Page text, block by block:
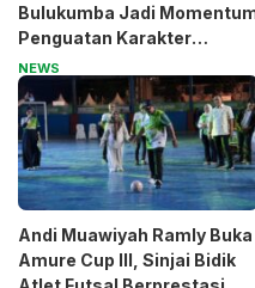
Bulukumba Jadi
Penguatan Karakter
Generasi Muda
NEWS
Andi Muawiyah Ramly Buka
Amure Cup III, Sinjai Bidik